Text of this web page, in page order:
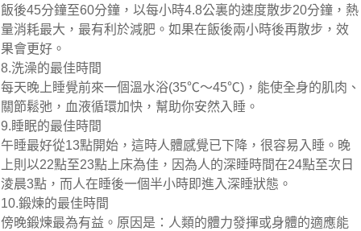
飯後45分鐘至60分鐘，以每小時4.8公裏的速度散步20分鐘，熱
量消耗最大，最有利於減肥。如果在飯後兩小時後再散步，效
果會更好。
8.洗澡的最佳時間
每天晚上睡覺前來一個溫水浴(35℃～45℃)，能使全身的肌肉、
關節鬆弛，血液循環加快，幫助你安然入睡。
9.睡眠的最佳時間
午睡最好從13點開始，這時人體感覺已下降，很容易入睡。晚
上則以22點至23點上床為佳，因為人的深睡時間在24點至次日
淩晨3點，而人在睡後一個半小時​​即進入深睡狀態。
10.鍛煉的最佳時間
傍晚鍛煉最為有益。原因是：人類的體力發揮或身體的適應能